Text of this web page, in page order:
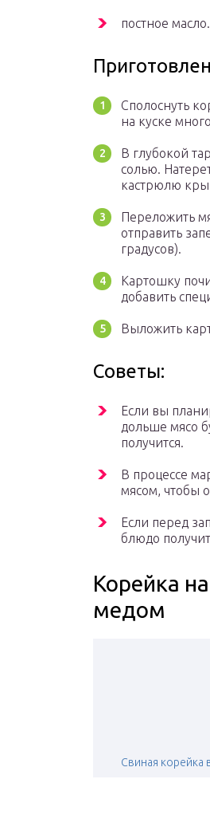
постное масло.
Сполоснуть
на куске
В глубокой
солью.
кастрюлю
Переложить
отправить
градусов).
Картошку
добавить
Выложить
Советы:
Если вы
дольше мясо
получится.
В процессе
мясом, чтобы
Если перед
блюдо
Корейка
медом
Свиная корейка